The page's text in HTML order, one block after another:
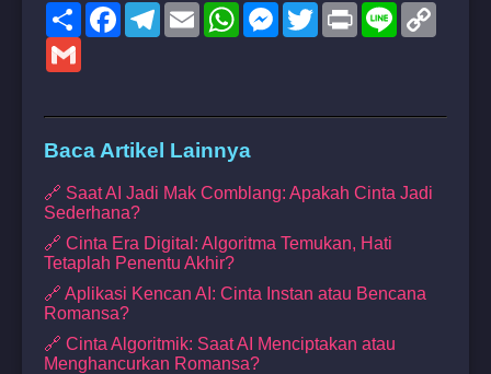
ShareFacebookTelegram
EmailWhatsAppMessenger
TwitterPrint Line
Baca Artikel Lainnya
🔗 Saat AI Jadi Mak Comblang: Apakah Cinta Jadi
Sederhana?
🔗 Cinta Era Digital: Algoritma Temukan, Hati
Tetaplah Penentu Akhir?
🔗 Aplikasi Kencan AI: Cinta Instan atau Bencana
Romansa?
🔗 Cinta Algoritmik: Saat AI Menciptakan atau
Menghancurkan Romansa?